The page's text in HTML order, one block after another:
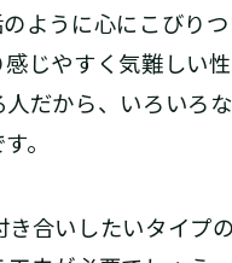
ように心にこびり
じやすく気難しい
だから、いろいろ
。
合いしたいタイプ